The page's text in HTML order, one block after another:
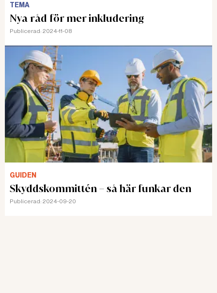
TEMA
Nya råd för mer inkludering
Publicerad: 2024-11-08
GUIDEN
Skyddskommittén – så här funkar den
Publicerad: 2024-09-20